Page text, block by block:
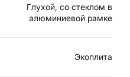
Глухой, со стеклом в
алюминиевой рамке
Экоплита